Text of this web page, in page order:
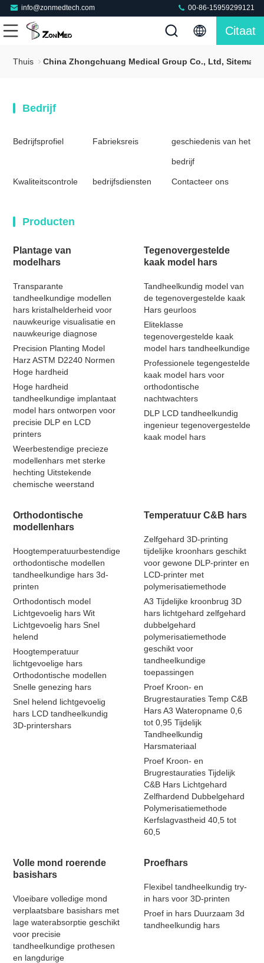
info@zonmedtech.com 00-86-15959299121
Citaat
Thuis China Zhongchuang Medical Group Co., Ltd, Sitemap
Bedrijf
Bedrijfsprofiel Fabrieksreis geschiedenis van het
bedrijf
Kwaliteitscontrole bedrijfsdiensten Contacteer ons
Producten
Plantage van
modelhars
Transparante
tandheelkundige modellen
hars kristalhelderheid voor
nauwkeurige visualisatie en
nauwkeurige diagnose
Precision Planting Model
Harz ASTM D2240 Normen
Hoge hardheid
Hoge hardheid
tandheelkundige implantaat
model hars ontworpen voor
precisie DLP en LCD
printers
Weerbestendige precieze
modellenhars met sterke
hechting Uitstekende
chemische weerstand
Tegenovergestelde
kaak model hars
Tandheelkundig model van
de tegenovergestelde kaak
Hars geurloos
Eliteklasse
tegenovergestelde kaak
model hars tandheelkundige
Professionele tegengestelde
kaak model hars voor
orthodontische
nachtwachters
DLP LCD tandheelkundig
ingenieur tegenovergestelde
kaak model hars
Orthodontische
modellenhars
Hoogtemperatuurbestendige
orthodontische modellen
tandheelkundige hars 3d-
printen
Orthodontisch model
Lichtgevoelig hars Wit
Lichtgevoelig hars Snel
helend
Hoogtemperatuur
lichtgevoelige hars
Orthodontische modellen
Snelle genezing hars
Snel helend lichtgevoelig
hars LCD tandheelkundig
3D-printershars
Temperatuur C&B hars
Zelfgehard 3D-printing
tijdelijke kroonhars geschikt
voor gewone DLP-printer en
LCD-printer met
polymerisatiemethode
A3 Tijdelijke kroonbrug 3D
hars lichtgehard zelfgehard
dubbelgehard
polymerisatiemethode
geschikt voor
tandheelkundige
toepassingen
Proef Kroon- en
Brugrestauraties Temp C&B
Hars A3 Wateropname 0,6
tot 0,95 Tijdelijk
Tandheelkundig
Harsmateriaal
Proef Kroon- en
Brugrestauraties Tijdelijk
C&B Hars Lichtgehard
Zelfhardend Dubbelgehard
Polymerisatiemethode
Kerfslagvastheid 40,5 tot
60,5
Volle mond roerende
basishars
Vloeibare volledige mond
verplaatsbare basishars met
lage waterabsorptie geschikt
voor precisie
tandheelkundige prothesen
en langdurige
Proefhars
Flexibel tandheelkundig try-
in hars voor 3D-printen
Proef in hars Duurzaam 3d
tandheelkundig hars